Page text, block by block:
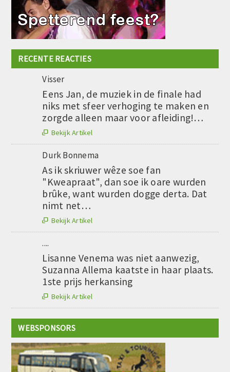
RECENTE REACTIES
Visser
Eens Jan, de muziek in de finale had
niks met sfeer verhoging te maken en
zorgde alleen maar voor afleiding!…
 Bekijk Artikel
Durk Bonnema
As ik skriuwer wêze soe fan
"Kweapraat", dan soe ik oare wurden
brûke, want wurden dogge derta. Dat
nimt net…
 Bekijk Artikel
....
Lisanne Venema was niet aanwezig,
Suzanna Allema kaatste in haar plaats.
1ste prijs herkansing
 Bekijk Artikel
WEBSPONSORS